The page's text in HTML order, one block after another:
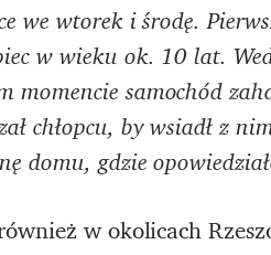
we wtorek i środę.
w wieku ok. 10 lat.
momencie samochód
chłopcu, by wsiadł z
domu, gdzie
w okolicach